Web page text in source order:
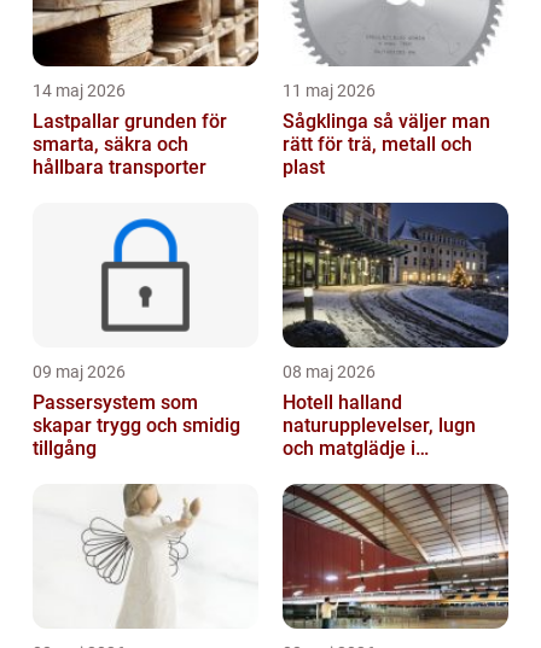
14 maj 2026
Lastpallar grunden för
smarta, säkra och
hållbara transporter
11 maj 2026
Sågklinga så väljer man
rätt för trä, metall och
plast
09 maj 2026
Passersystem som
skapar trygg och smidig
tillgång
08 maj 2026
Hotell halland
naturupplevelser, lugn
och matglädje i